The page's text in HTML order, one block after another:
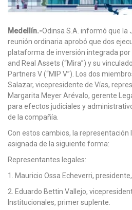
Medellín.-Odinsa S.A. informó que la
reunión ordinaria aprobó que dos
plataforma de inversión integrada
and Real Assets (“Mira”) y su
Partners V (“MIP V”). Los dos
Salazar, vicepresidente de Vías,
Margarita Meyer Arévalo, gerente
para efectos judiciales y
de la compañía.
Con estos cambios, la representación
asignada de la siguiente forma:
Representantes legales:
1. Mauricio Ossa Echeverri, presidente,
2. Eduardo Bettin Vallejo,
Institucionales, primer suplente.